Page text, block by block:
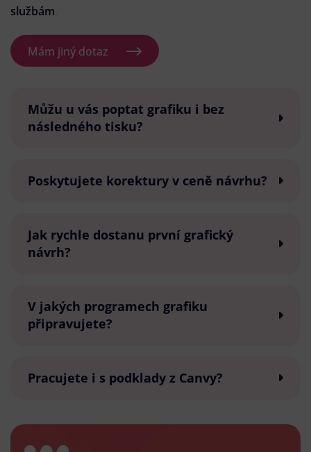
službám.
Mám jiný dotaz
Můžu u vás poptat grafiku i bez
následného tisku?
Poskytujete korektury v ceně návrhu?
Jak rychle dostanu první grafický
návrh?
V jakých programech grafiku
připravujete?
Pracujete i s podklady z Canvy?